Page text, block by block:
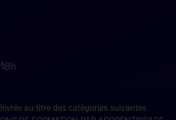
au titre des catégories suivantes :